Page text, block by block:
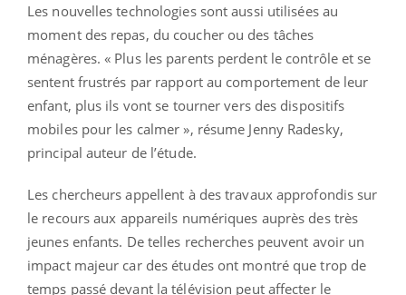
Les nouvelles technologies sont aussi utilisées au
moment des repas, du coucher ou des tâches
ménagères. « Plus les parents perdent le contrôle et se
sentent frustrés par rapport au comportement de leur
enfant, plus ils vont se tourner vers des dispositifs
mobiles pour les calmer », résume Jenny Radesky,
principal auteur de l’étude.
Les chercheurs appellent à des travaux approfondis sur
le recours aux appareils numériques auprès des très
jeunes enfants. De telles recherches peuvent avoir un
impact majeur car des études ont montré que trop de
temps passé devant la télévision peut affecter le